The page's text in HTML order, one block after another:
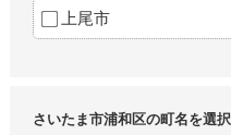
上尾市
さいたま市浦和区の町名を選択